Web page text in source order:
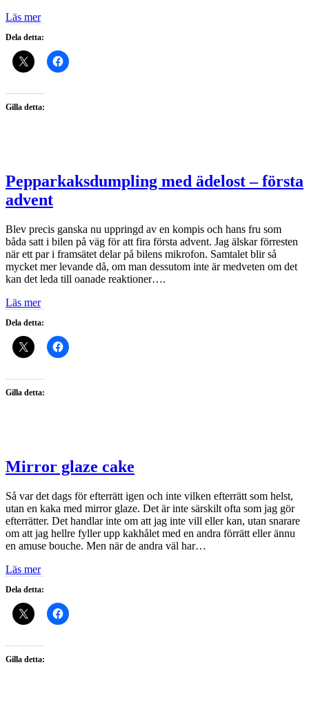
Läs mer
Dela detta:
Gilla detta:
Pepparkaksdumpling med ädelost – första
advent
Blev precis ganska nu uppringd av en kompis och hans fru som
båda satt i bilen på väg för att fira första advent. Jag älskar förresten
när ett par i framsätet delar på bilens mikrofon. Samtalet blir så
mycket mer levande då, om man dessutom inte är medveten om det
kan det leda till oanade reaktioner….
Läs mer
Dela detta:
Gilla detta:
Mirror glaze cake
Så var det dags för efterrätt igen och inte vilken efterrätt som helst,
utan en kaka med mirror glaze. Det är inte särskilt ofta som jag gör
efterrätter. Det handlar inte om att jag inte vill eller kan, utan snarare
om att jag hellre fyller upp kakhålet med en andra förrätt eller ännu
en amuse bouche. Men när de andra väl har…
Läs mer
Dela detta:
Gilla detta: